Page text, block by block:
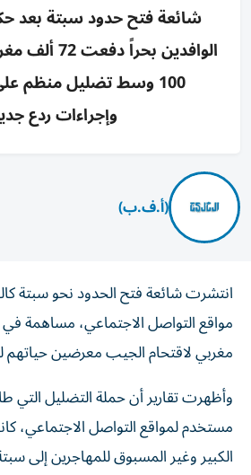
شائعة فتح حدود سبتة بعد
الوافدين
100 وسط تضليل منظم
وإجراءات ردع
(أ.ف.ب)
انتشرت شائعة فتح الحدود نحو سبتة
مغربي لاقتحام الجيب معرضين حياتهم
مستخدم لمواقع التواصل الاجتماعي،
الكبير وغير المسبوق للمهاجرين إلى